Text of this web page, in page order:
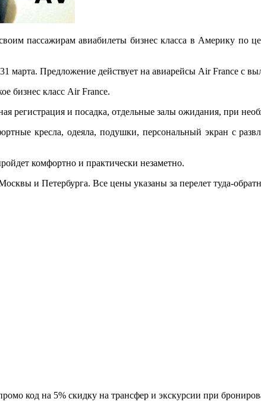
пассажирам авиабилеты бизнес класса в Америку по
марта. Предложение действует на авиарейсы Air France с
бизнес класс Air France.
регистрация и посадка, отдельные залы ожидания, при
кресла, одеяла, подушки, персональный экран с
комфортно и практически незаметно.
и Петербурга. Все цены указаны за перелет туда-
код на 5% скидку на трансфер и экскурсии при